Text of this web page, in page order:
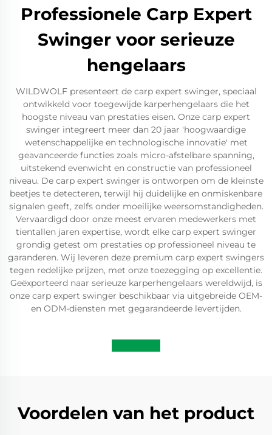
Professionele Carp Expert
Swinger voor serieuze
hengelaars
WILDWOLF presenteert de carp expert swinger, speciaal
ontwikkeld voor toegewijde karperhengelaars die het
hoogste niveau van prestaties eisen. Onze carp expert
swinger integreert meer dan 20 jaar 'hoogwaardige
wetenschappelijke en technologische innovatie' met
geavanceerde functies zoals micro-afstelbare spanning,
uitstekend evenwicht en constructie van professioneel
niveau. De carp expert swinger is ontworpen om de kleinste
beetjes te detecteren, terwijl hij duidelijke en onmiskenbare
signalen geeft, zelfs onder moeilijke weersomstandigheden.
Vervaardigd door onze meest ervaren medewerkers met
tientallen jaren expertise, wordt elke carp expert swinger
grondig getest om prestaties op professioneel niveau te
garanderen. Wij leveren deze premium carp expert swingers
tegen redelijke prijzen, met onze toezegging op excellentie.
Geëxporteerd naar serieuze karperhengelaars wereldwijd, is
onze carp expert swinger beschikbaar via uitgebreide OEM-
en ODM-diensten met gegarandeerde levertijden.
Voordelen van het product